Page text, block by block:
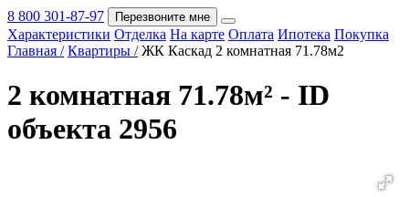
Покупка
8 800 301-87-97 Перезвоните мне
Характеристики Отделка На карте Оплата Ипотека Покупка
Главная / Квартиры / ЖК Каскад 2 комнатная 71.78м2
2 комнатная 71.78м² - ID
объекта 2956